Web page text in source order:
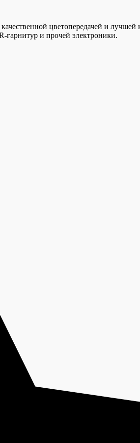
цветопередачей и
гарнитур и прочей электроники.